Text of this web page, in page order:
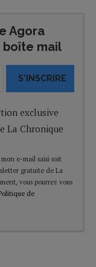
Agora
mail
S'INSCRIRE
exclusive
La Chronique
e-mail saisi soit
gratuite de La
vous pourrez vous
de